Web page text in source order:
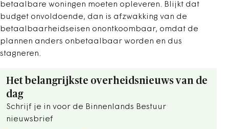
betaalbare woningen moeten opleveren. Blijkt dat
budget onvoldoende, dan is afzwakking van de
betaalbaarheidseisen onontkoombaar, omdat de
plannen anders onbetaalbaar worden en dus
stagneren.
Het belangrijkste overheidsnieuws van de
dag
Schrijf je in voor de Binnenlands Bestuur
nieuwsbrief